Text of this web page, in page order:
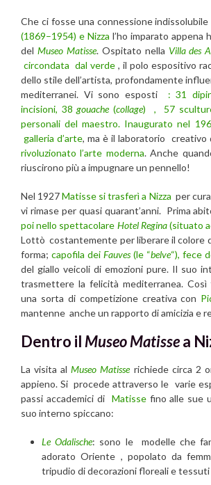
Che ci fosse una connessione
(1869–1954) e Nizza l’ho imparato appena
del Museo Matisse. Ospitato nella Villa des
circondata dal verde , il polo espositivo
dello stile dell’artista, profondamente
mediterranei. Vi sono esposti : 31
incisioni, 38 gouache(collage)
, 57
personali del maestro. Inaugurato nel
galleria d’arte, ma è il laboratorio creativo
rivoluzionato l’arte moderna. Anche
riuscirono più a impugnare un pennello!
Nel 1927Matisse si trasferì a Nizza per
vi rimase per quasi quarant’anni. Prima
poi nello spettacolare Hotel Regina(situato
Lottò costantemente per liberare il colore
forma; capofila dei Fauves(le “belve“), fece
del giallo veicoli di emozioni pure. Il suo
trasmettere la felicità mediterranea.
una sorta di competizione creativa con
mantenne anche un rapporto di amicizia e
Dentro il Museo Matissea
La visita alMuseo Matisserichiede circa 2
appieno. Si procede attraverso le varie
passi accademici di Matissefino alle sue
suo interno spiccano:
Le Odalische: sono le modelle che
adorato Oriente , popolato da
tripudio di decorazioni floreali e